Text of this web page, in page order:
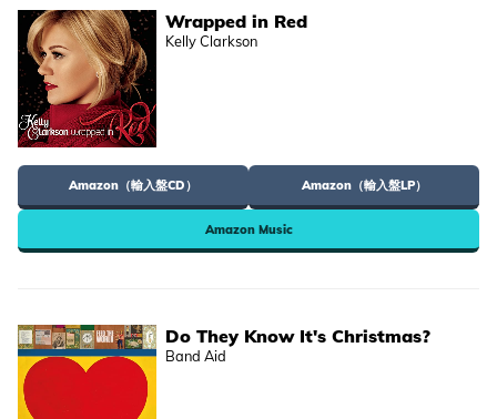
Wrapped in Red
Kelly Clarkson
Amazon（輸入盤CD） Amazon（輸入盤LP）
Amazon Music
Do They Know It's Christmas?
Band Aid